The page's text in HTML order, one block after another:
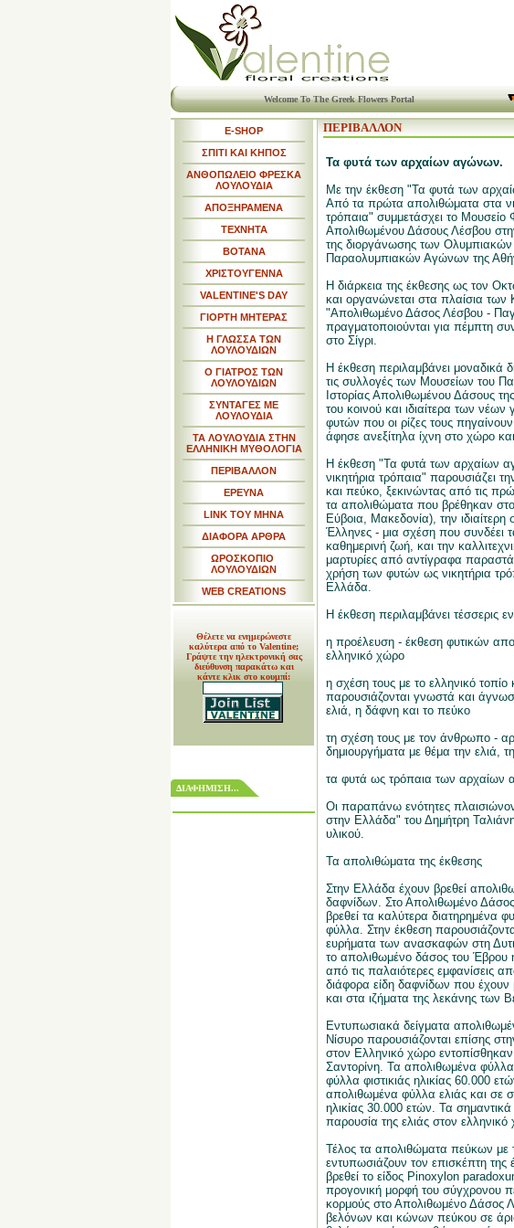
Welcome To The Greek Flowers Portal
E-SHOP
ΣΠΙΤΙ ΚΑΙ ΚΗΠΟΣ
ΑΝΘΟΠΩΛΕΙΟ ΦΡΕΣΚΑ
ΛΟΥΛΟΥΔΙΑ
ΑΠΟΞΗΡΑΜΕΝΑ
ΤΕΧΝΗΤΑ
ΒΟΤΑΝΑ
ΧΡΙΣΤΟΥΓΕΝΝΑ
VALENTINE'S DAY
ΓΙΟΡΤΗ ΜΗΤΕΡΑΣ
Η ΓΛΩΣΣΑ ΤΩΝ
ΛΟΥΛΟΥΔΙΩΝ
Ο ΓΙΑΤΡΟΣ ΤΩΝ
ΛΟΥΛΟΥΔΙΩΝ
ΣΥΝΤΑΓΕΣ ΜΕ
ΛΟΥΛΟΥΔΙΑ
ΤΑ ΛΟΥΛΟΥΔΙΑ ΣΤΗΝ
ΕΛΛΗΝΙΚΗ ΜΥΘΟΛΟΓΙΑ
ΠΕΡΙΒΑΛΛΟΝ
ΕΡΕΥΝΑ
LINK TOY MHNA
ΔΙΑΦΟΡΑ ΑΡΘΡΑ
ΩΡΟΣΚΟΠΙΟ
ΛΟΥΛΟΥΔΙΩΝ
WEB CREATIONS
Θέλετε να ενημερώνεστε
καλύτερα από το Valentine;
Γράψτε την ηλεκτρονική σας
διεύθυνση παρακάτω και
κάντε κλικ στο κουμπί:
ΔΙΑΦΗΜΙΣΗ...
ΠΕΡΙΒΑΛΛΟΝ
Τα φυτά των αρχαίων αγώνων.
Με την έκθεση "Τα φυτά των
Από τα πρώτα απολιθώματα στα
τρόπαια" συμμετάσχει το Μουσείο
Απολιθωμένου Δάσους Λέσβου
της διοργάνωσης των Ολυμπιακών
Παραολυμπιακών Αγώνων της
Η διάρκεια της έκθεσης ως τον
και οργανώνεται στα πλαίσια
"Απολιθωμένο Δάσος Λέσβου -
πραγματοποιούνται για πέμπτη
στο Σίγρι.
Η έκθεση περιλαμβάνει μοναδικά
τις συλλογές των Μουσείων του
Ιστορίας Απολιθωμένου Δάσους
του κοινού και ιδιαίτερα των
φυτών που οι ρίζες τους
άφησε ανεξίτηλα ίχνη στο χώρο
Η έκθεση "Τα φυτά των αρχαίων
νικητήρια τρόπαια" παρουσιάζει
και πεύκο, ξεκινώντας από τις
τα απολιθώματα που βρέθηκαν
Εύβοια, Μακεδονία), την
Έλληνες - μια σχέση που συνδέει
καθημερινή ζωή, και την
μαρτυρίες από αντίγραφα
χρήση των φυτών ως νικητήρια
Ελλάδα.
Η έκθεση περιλαμβάνει τέσσερις
η προέλευση - έκθεση φυτικών
ελληνικό χώρο
η σχέση τους με το ελληνικό
παρουσιάζονται γνωστά και
ελιά, η δάφνη και το πεύκο
τη σχέση τους με τον άνθρωπο -
δημιουργήματα με θέμα την ελιά,
τα φυτά ως τρόπαια των αρχαίων
Οι παραπάνω ενότητες
στην Ελλάδα" του Δημήτρη
υλικού.
Τα απολιθώματα της έκθεσης
Στην Ελλάδα έχουν βρεθεί
δαφνίδων. Στο Απολιθωμένο
βρεθεί τα καλύτερα διατηρημένα
φύλλα. Στην έκθεση
ευρήματα των ανασκαφών στη
το απολιθωμένο δάσος του Έβρου
από τις παλαιότερες εμφανίσεις
διάφορα είδη δαφνίδων που έχουν
και στα ιζήματα της λεκάνης των
Εντυπωσιακά δείγματα
Νίσυρο παρουσιάζονται επίσης
στον Ελληνικό χώρο
Σαντορίνη. Τα απολιθωμένα
φύλλα φιστικιάς ηλικίας 60.000
απολιθωμένα φύλλα ελιάς και σε
ηλικίας 30.000 ετών. Τα
παρουσία της ελιάς στον ελληνικό
Τέλος τα απολιθώματα πεύκων με
εντυπωσιάζουν τον επισκέπτη
βρεθεί το είδος Pinoxylon
προγονική μορφή του σύγχρονου
κορμούς στο Απολιθωμένο Δάσος
βελόνων και κώνων πεύκου σε